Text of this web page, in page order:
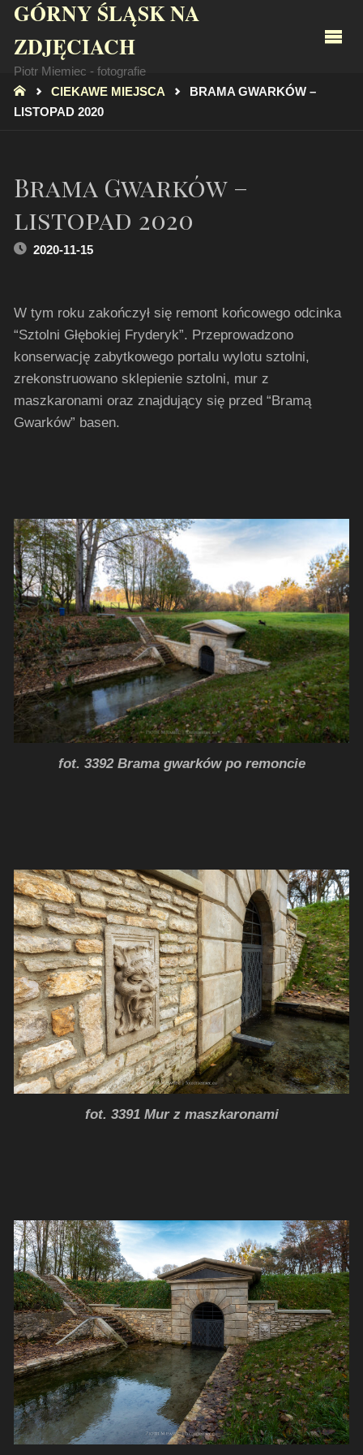
GÓRNY ŚLĄSK NA
ZDJĘCIACH
Piotr Miemiec - fotografie
STRONA
GŁÓWNA
CIEKAWE MIEJSCA
BRAMA GWARKÓW –
LISTOPAD 2020
Brama Gwarków –
listopad 2020
2020-11-15
W tym roku zakończył się remont końcowego odcinka
“Sztolni Głębokiej Fryderyk”. Przeprowadzono
konserwację zabytkowego portalu wylotu sztolni,
zrekonstruowano sklepienie sztolni, mur z
maszkaronami oraz znajdujący się przed “Bramą
Gwarków” basen.
fot. 3392 Brama gwarków po remoncie
fot. 3391 Mur z maszkaronami